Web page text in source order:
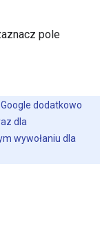
pole
dodatkowo
dla
wywołaniu dla